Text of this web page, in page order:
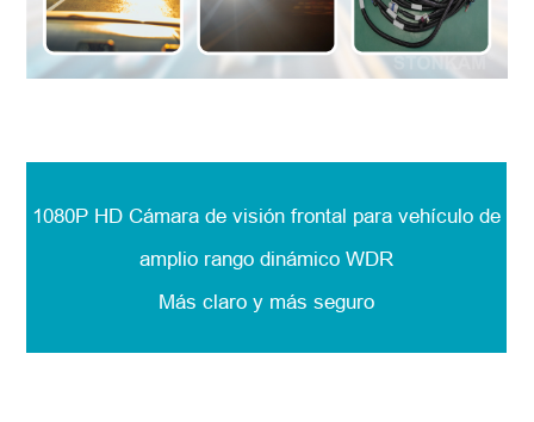
1080P HD Cámara de visión frontal para vehículo de
amplio rango dinámico WDR
Más claro y más seguro